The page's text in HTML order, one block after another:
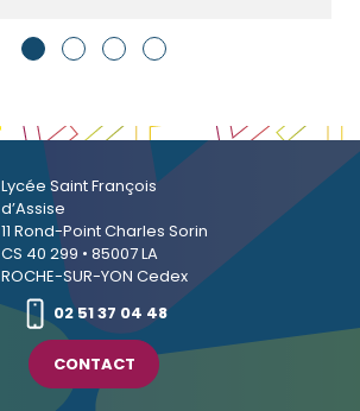
Lycée Saint François
d’Assise
11 Rond-Point Charles Sorin
CS 40 299 • 85007 LA
ROCHE-SUR-YON Cedex
02 51 37 04 48
CONTACT